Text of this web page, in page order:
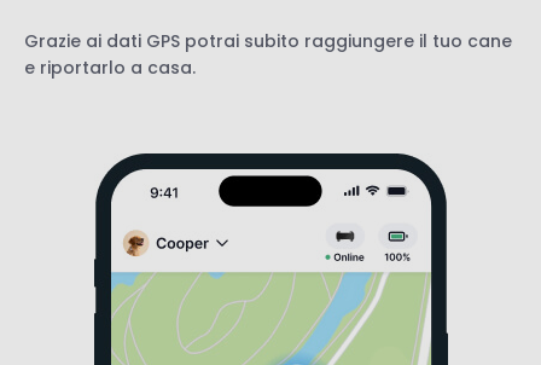
Grazie ai dati GPS potrai subito raggiungere il tuo cane
e riportarlo a casa.